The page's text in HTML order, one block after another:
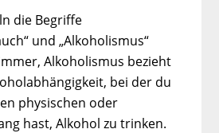
die Begriffe
und „Alkoholismus“
Alkoholismus bezieht
bei der du
physischen oder
hast, Alkohol zu trinken.